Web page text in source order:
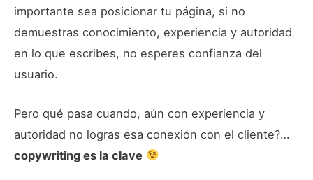
importante sea posicionar tu página, si no
demuestras conocimiento, experiencia y autoridad
en lo que escribes, no esperes confianza del
usuario.
Pero qué pasa cuando, aún con experiencia y
autoridad no logras esa conexión con el cliente?…
copywriting es la clave